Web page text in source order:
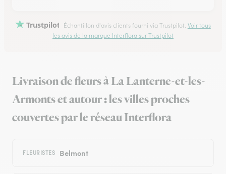
Trustpilot Échantillon d'avis clients fourni via Trustpilot. Voir tous
les avis de la marque Interflora sur Trustpilot
Livraison de fleurs à La Lanterne-et-les-
Armonts et autour : les villes proches
couvertes par le réseau Interflora
FLEURISTES Belmont